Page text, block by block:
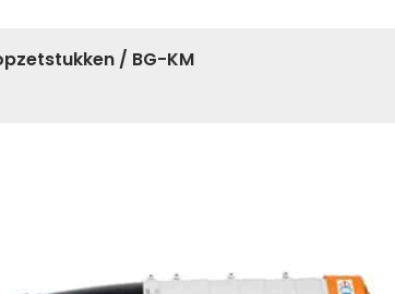
/ BG-KM